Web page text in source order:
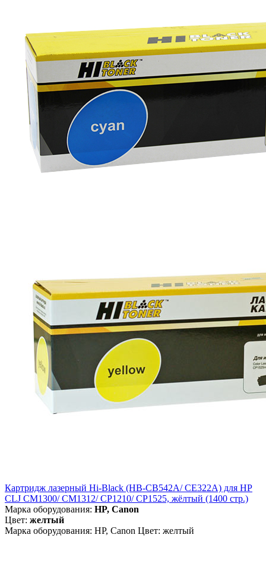
Картридж лазерный Hi-Black (HB-CB542A/ CE322A) для HP
CLJ CM1300/ CM1312/ CP1210/ CP1525, жёлтый (1400 стр.)
Марка оборудования: HP, Canon
Цвет: желтый
Марка оборудования: HP, Canon Цвет: желтый